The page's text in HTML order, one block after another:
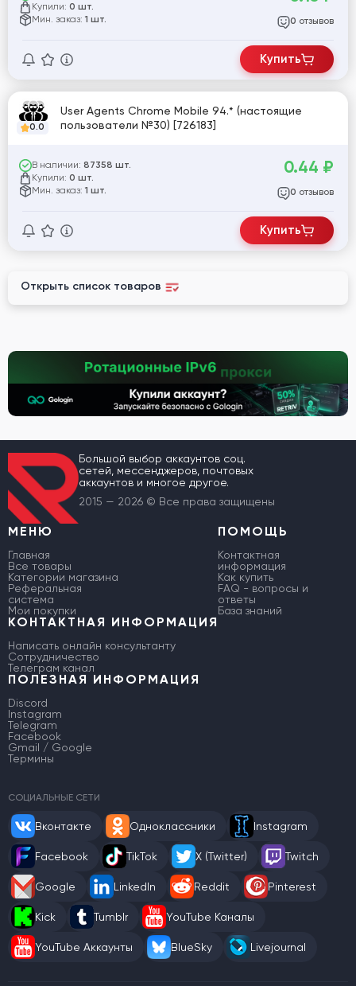
Купили: 0 шт.
Мин. заказ: 1 шт. 0 отзывов
Купить
0.0
User Agents Chrome Mobile 94.* (настоящие
пользователи №30) [726183]
В наличии: 87358 шт.
Купили: 0 шт.
Мин. заказ: 1 шт.
0.44 ₽
0 отзывов
Купить
Открыть список товаров
Большой выбор аккаунтов соц.
сетей, мессенджеров, почтовых
аккаунтов и многое другое.
2015 — 2026 © Все права защищены
МЕНЮ
Главная
Все товары
Категории магазина
Реферальная
система
Мои покупки
ПОМОЩЬ
Контактная
информация
Как купить
FAQ - вопросы и
ответы
База знаний
КОНТАКТНАЯ ИНФОРМАЦИЯ
Написать онлайн консультанту
Сотрудничество
Телеграм канал
ПОЛЕЗНАЯ ИНФОРМАЦИЯ
Discord
Instagram
Telegram
Facebook
Gmail / Google
Термины
СОЦИАЛЬНЫЕ СЕТИ
Вконтакте Одноклассники Instagram
Facebook TikTok X (Twitter) Twitch
Google LinkedIn Reddit Pinterest
Kick Tumblr YouTube Каналы
YouTube Аккаунты BlueSky Livejournal